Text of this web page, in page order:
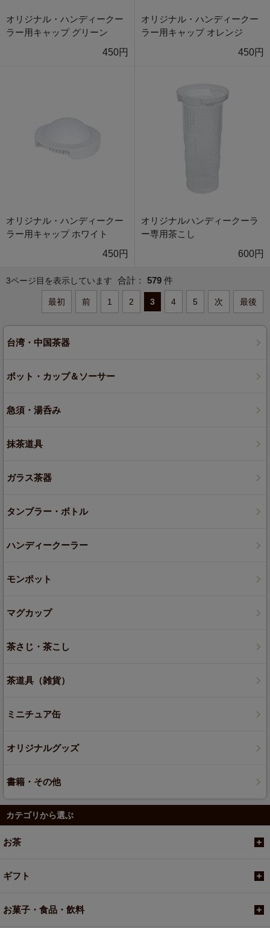
オリジナル・ハンディークー
ラー用キャップ グリーン
450円
オリジナル・ハンディークー
ラー用キャップ オレンジ
450円
オリジナル・ハンディークー
ラー用キャップ ホワイト
450円
オリジナルハンディークーラ
ー専用茶こし
600円
3ページ目を表示しています 合計： 579 件
最初 前 1 2 3 4 5 次 最後
台湾・中国茶器
ポット・カップ＆ソーサー
急須・湯呑み
抹茶道具
ガラス茶器
タンブラー・ボトル
ハンディークーラー
モンポット
マグカップ
茶さじ・茶こし
茶道具（雑貨）
ミニチュア缶
オリジナルグッズ
書籍・その他
カテゴリから選ぶ
お茶
ギフト
お菓子・食品・飲料